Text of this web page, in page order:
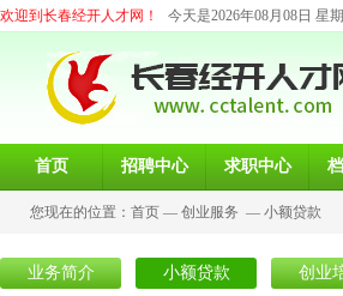
欢迎到长春经开人才网！ 今天是2026年08月08日 星
首页 招聘中心 求职中心
您现在的位置： 首页 — 创业服务 — 小额贷款
业务简介 小额贷款 创业